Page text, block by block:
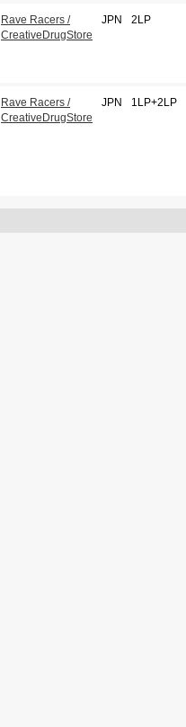
Rave Racers /
CreativeDrugStore
JPN 2LP
Rave Racers /
CreativeDrugStore
JPN 1LP+2LP